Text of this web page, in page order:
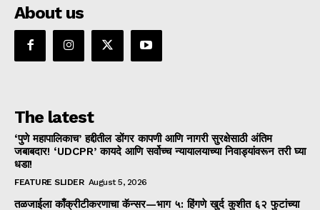
About us
The latest
‘पुणे महापालिकाच’ हद्दीतील डोंगर कापणी आणि नागरी सुरक्षेसाठी अंतिम
जबाबदार! ‘UDCPR’ कायदे आणि सर्वोच्च न्यायालयाच्या निवाड्यांवरून तरी घ्या
धडा!
FEATURE SLIDER August 5, 2026
तळजाईला काँक्रीटीकरणाचा कॅन्सर—भाग ५: हिंगणे खुर्द कुशीत ६२ फुटांच्या